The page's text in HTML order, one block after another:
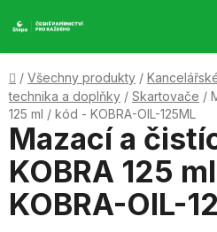
na
Domů
/ Všechny produkty /
technika a doplňky / Skartovače /
125 ml / kód - KOBRA-OIL-125ML
Mazací a
KOBRA 125
KOBRA-OIL-